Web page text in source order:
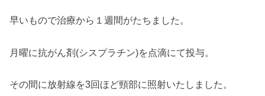
早いもので治療から１週間がたちました。
月曜に抗がん剤(シスプラチン)を点滴にて投与。
その間に放射線を3回ほど頸部に照射いたしました。